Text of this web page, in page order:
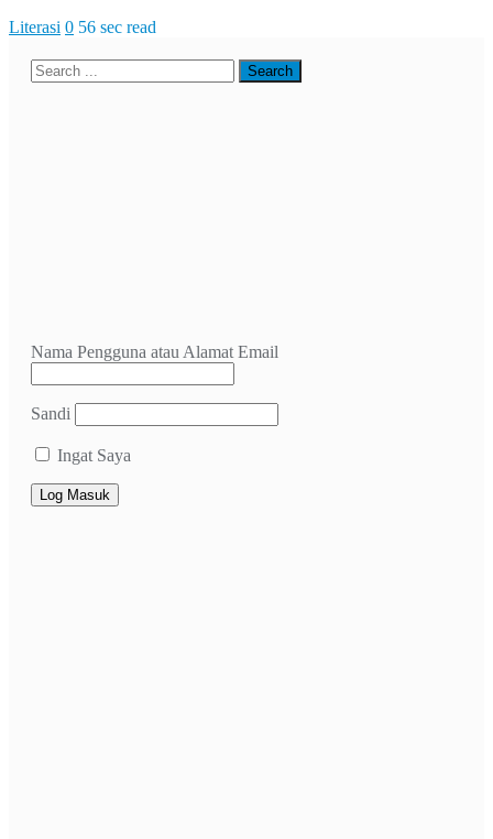
Literasi 0 56 sec read
Nama Pengguna atau Alamat Email
Sandi
Ingat Saya